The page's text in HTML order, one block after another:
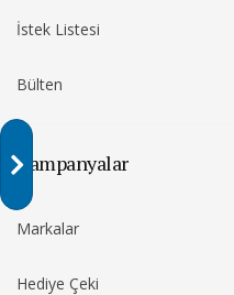
İstek Listesi
Bülten
Kampanyalar
Markalar
Hediye Çeki